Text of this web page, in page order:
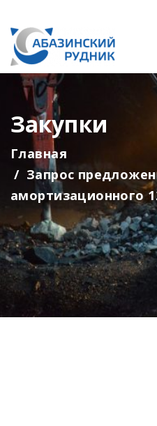
Закупки
Главная
Запрос
амортизационного